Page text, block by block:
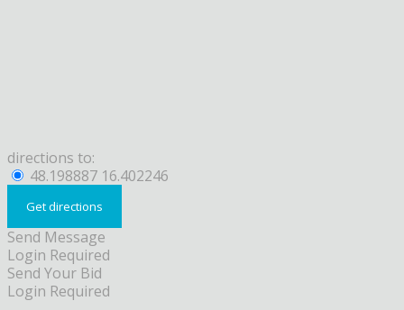
directions to:
48.198887 16.402246
Send Message
Login Required
Send Your Bid
Login Required